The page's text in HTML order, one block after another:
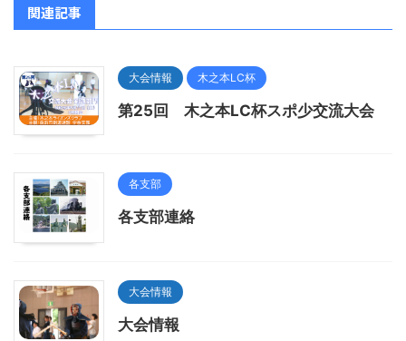
関連記事
大会情報 木之本LC杯
第25回 木之本LC杯スポ少交流大会
各支部
各支部連絡
大会情報
大会情報